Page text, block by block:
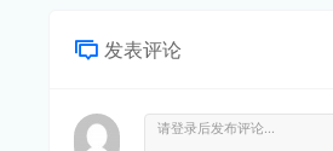
导
发表评论